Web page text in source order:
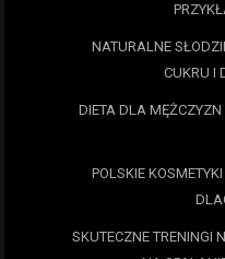
NATURALNE
CUKRU I
DIETA DLA
POLSKIE
SKUTECZNE TRENINGI